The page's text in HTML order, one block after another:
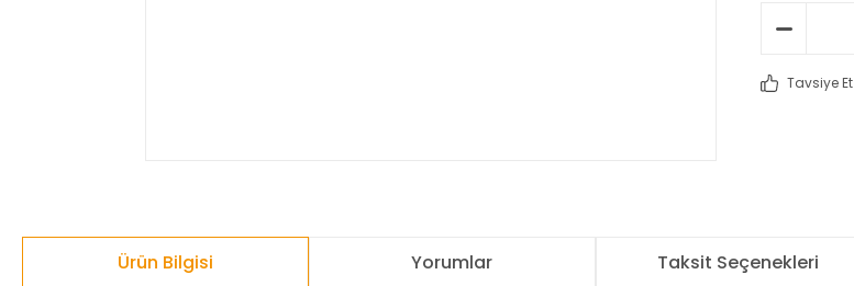
Tavsiye Et
Ürün Bilgisi Yorumlar Taksit Seçenekleri